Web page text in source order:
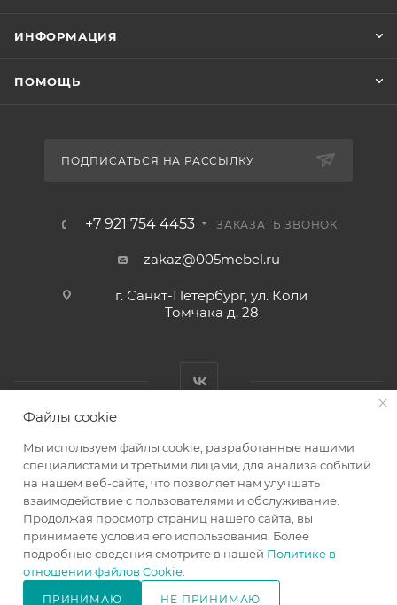
ИНФОРМАЦИЯ
ПОМОЩЬ
ПОДПИСАТЬСЯ НА РАССЫЛКУ
+7 921 754 4453 ЗАКАЗАТЬ ЗВОНОК
zakaz@005mebel.ru
г. Санкт-Петербург, ул. Коли
Томчака д. 28
Интернет магазин мебели в Санкт-Петербурге © 2000-2026
г.
Файлы cookie
Мы используем файлы cookie, разработанные нашими
специалистами и третьими лицами, для анализа событий
на нашем веб-сайте, что позволяет нам улучшать
взаимодействие с пользователями и обслуживание.
Продолжая просмотр страниц нашего сайта, вы
принимаете условия его использования. Более
подробные сведения смотрите в нашей Политике в
отношении файлов Cookie
ПРИНИМАЮ НЕ ПРИНИМАЮ